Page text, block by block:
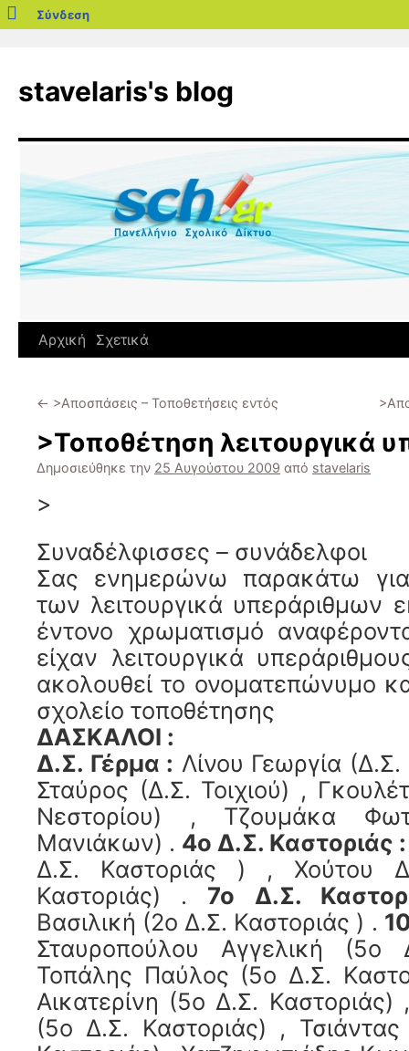
blogs.sch.gr
Σύνδεση
περιεχόμενο
stavelaris's blog
Αρχική Σχετικά
← >Αποσπάσεις – Τοποθετήσεις εντός
>Τοποθέτηση λειτουργικά
Δημοσιεύθηκε την 25 Αυγούστου 2009 από stavelaris
>
Συναδέλφισσες – συνάδελφοι
Σας ενημερώνω παρακάτω για
των λειτουργικά υπεράριθμων
έντονο χρωματισμό
είχαν λειτουργικά
ακολουθεί το ονοματεπώνυμο
σχολείο τοποθέτησης
ΔΑΣΚΑΛΟΙ :
Δ.Σ. Γέρμα : Λίνου Γεωργία
Σταύρος (Δ.Σ. Τοιχιού) ,
Νεστορίου) , Τζουμάκα
Μανιάκων) . 4ο Δ.Σ. Καστοριάς :
Δ.Σ. Καστοριάς ) , Χούτου
Καστοριάς) . 7ο Δ.Σ.
Βασιλική (2ο Δ.Σ. Καστοριάς ) .
Σταυροπούλου Αγγελική (5ο
Τοπάλης Παύλος (5ο Δ.Σ.
Αικατερίνη (5ο Δ.Σ. Καστοριάς)
(5ο Δ.Σ. Καστοριάς) ,